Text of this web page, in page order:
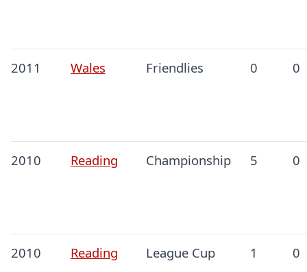
2011 Wales Friendlies 0 0
2010 Reading Championship 5 0
2010 Reading League Cup 1 0